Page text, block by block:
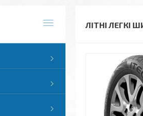
ЛІТНІ ЛЕГКІ